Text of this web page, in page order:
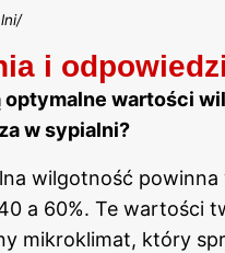
i odpowiedzi
optymalne wartości
w sypialni?
wilgotność powinna
a 60%. Te wartości
mikroklimat, który